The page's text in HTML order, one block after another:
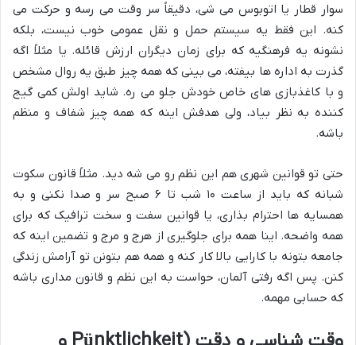
سوار قطار یا اتوبوس می شی، دقیقاً سر وقت می رسه و حرکت می
کنه. این فقط یه سیستم حمل و نقل عمومی خوب نیست، بلکه
نشونه یه فرهنگیه که برای زمان دیگران ارزش قائله. یا مثلاً اگه
گذرت به اداره ها بیفته، می بینی که همه چیز طبق یه روال مشخص
و با کاغذبازی های خاص خودش جلو می ره. شاید اولش کمی گیج
کننده به نظر بیاد، ولی هدفش اینه که همه چیز شفاف و منظم
باشه.
حتی تو قوانین شهری هم این نظم رو می شه دید. مثلاً قانون سکوت
شبانه که باید از ساعت ۱۰ شب تا ۶ صبح سر و صدا نکنی و به
همسایه ها احترام بذاری، یا قوانین سفت و سخت ترافیک که برای
همه واضحه. اینا همه برای جلوگیری از هرج و مرج و تضمین اینه که
جامعه بتونه با کارایی بالا کار کنه و همه هم بتونن تو آرامش زندگی
کنن. پس اگه رفتی آلمان، حواست به این نظم و قانون مداری باشه
که حسابی مهمه.